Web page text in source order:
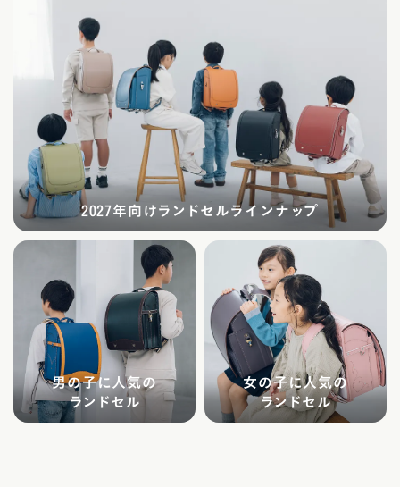
2027年向けランドセルラインナップ
男の子に人気の
ランドセル
女の子に人気の
ランドセル